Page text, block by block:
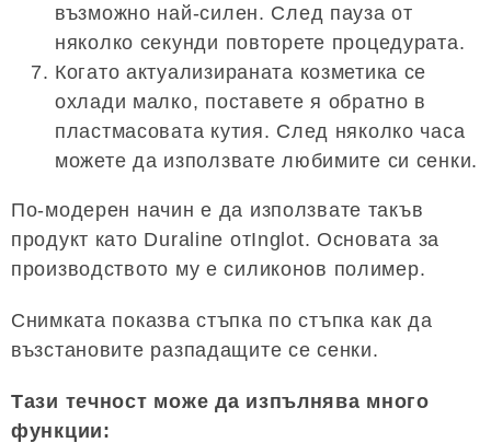
възможно най-силен. След пауза от
няколко секунди повторете процедурата.
Когато актуализираната козметика се
охлади малко, поставете я обратно в
пластмасовата кутия. След няколко часа
можете да използвате любимите си сенки.
По-модерен начин е да използвате такъв
продукт като Duraline отInglot. Основата за
производството му е силиконов полимер.
Снимката показва стъпка по стъпка как да
възстановите разпадащите се сенки.
Тази течност може да изпълнява много
функции: